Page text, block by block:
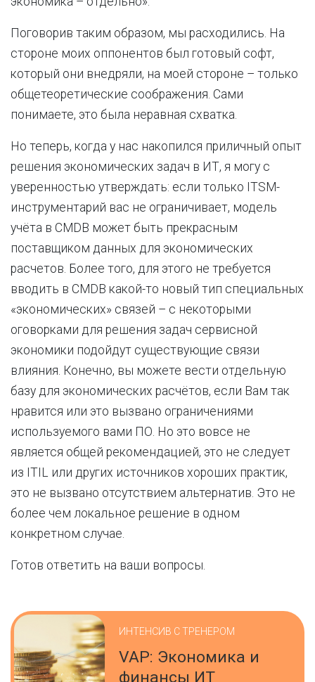
Поговорив таким образом, мы расходились. На
стороне моих оппонентов был готовый софт,
который они внедряли, на моей стороне – только
общетеоретические соображения. Сами
понимаете, это была неравная схватка.
Но теперь, когда у нас накопился приличный опыт
решения экономических задач в ИТ, я могу с
уверенностью утверждать: если только ITSM-
инструментарий вас не ограничивает, модель
учёта в CMDB может быть прекрасным
поставщиком данных для экономических
расчетов. Более того, для этого не требуется
вводить в CMDB какой-то новый тип специальных
«экономических» связей – с некоторыми
оговорками для решения задач сервисной
экономики подойдут существующие связи
влияния. Конечно, вы можете вести отдельную
базу для экономических расчётов, если Вам так
нравится или это вызвано ограничениями
используемого вами ПО. Но это вовсе не
является общей рекомендацией, это не следует
из ITIL или других источников хороших практик,
это не вызвано отсутствием альтернатив. Это не
более чем локальное решение в одном
конкретном случае.
Готов ответить на ваши вопросы.
ИНТЕНСИВ С ТРЕНЕРОМ
VAP: Экономика и
финансы ИТ